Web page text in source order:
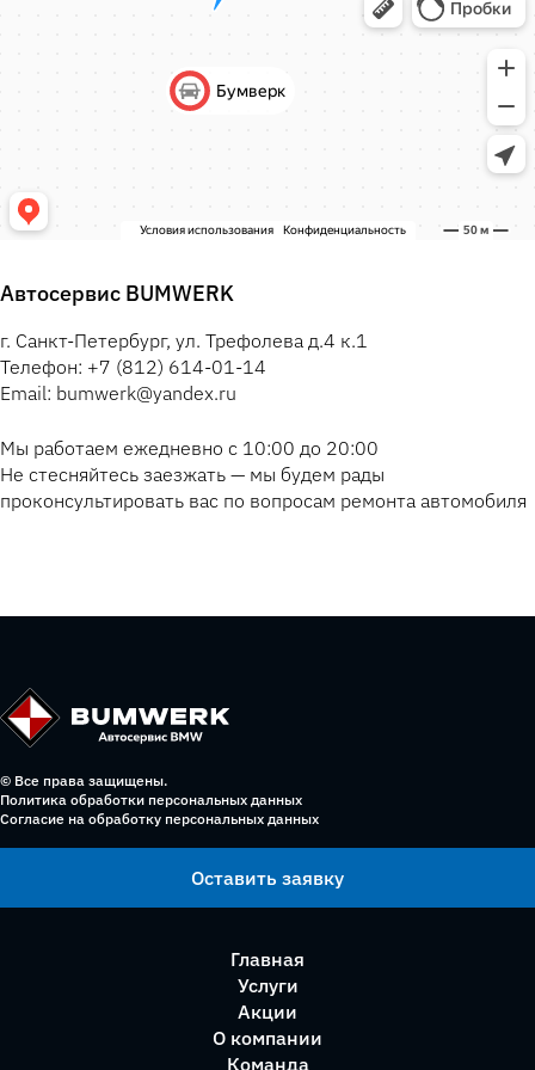
Автосервис BUMWERK
г. Санкт-Петербург, ул. Трефолева д.4 к.1
Телефон: +7 (812) 614-01-14
Email: bumwerk@yandex.ru
Мы работаем ежедневно с 10:00 до 20:00
Не стесняйтесь заезжать — мы будем рады
проконсультировать вас по вопросам ремонта автомобиля
© Все права защищены.
Политика обработки персональных данных
Согласие на обработку персональных данных
Оставить заявку
Главная
Услуги
Акции
О компании
Команда